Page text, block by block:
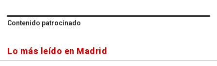
Contenido patrocinado
Lo más leído en Madrid